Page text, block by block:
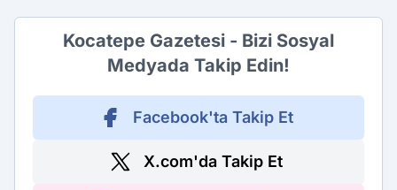
Kocatepe Gazetesi - Bizi Sosyal
Medyada Takip Edin!
Facebook'ta Takip Et
X.com'da Takip Et